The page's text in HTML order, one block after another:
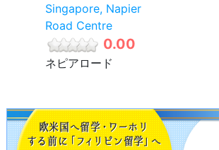
Singapore, Napier
Road Centre
0.00
ネピアロード